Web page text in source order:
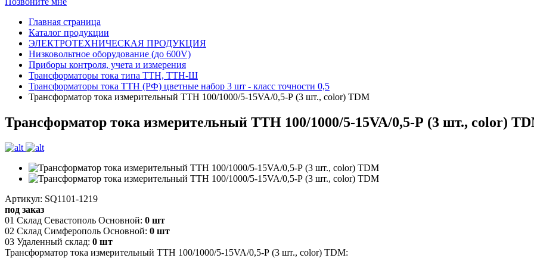
Главная страница
Каталог продукции
ЭЛЕКТРОТЕХНИЧЕСКАЯ ПРОДУКЦИЯ
Низковольтное оборудование (до 600V)
Приборы контроля, учета и измерения
Трансформаторы тока типа ТТН, ТТН-Ш
Трансформаторы тока ТТН (РФ) цветные набор 3 шт - класс точности 0,5
Трансформатор тока измерительный ТТН 100/1000/5-15VA/0,5-Р (3 шт., color) TDM
Трансформатор тока измерительный ТТН 100/1000/5-15VA/0,5-Р (3 шт., color)
Артикул: SQ1101-1219
под заказ
01 Склад Севастополь Основной: 0 шт
02 Склад Симферополь Основной: 0 шт
03 Удаленный склад: 0 шт
Трансформатор тока измерительный ТТН 100/1000/5-15VA/0,5-Р (3 шт., color) TDM: